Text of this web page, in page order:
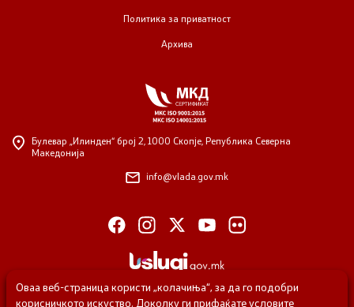
Политика за приватност
Архива
Булевар „Илинден“ број 2, 1000 Скопје, Република Северна
Македонија
info@vlada.gov.mk
Оваа веб-страница користи „колачиња“, за да го подобри
корисничкото искуство. Доколку ги прифаќате условите